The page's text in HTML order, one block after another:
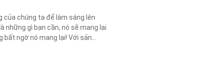
chúng ta để làm sáng lên
những gì bạn cần, nó sẽ mang lại
bất ngờ nó mang lại! Với sản